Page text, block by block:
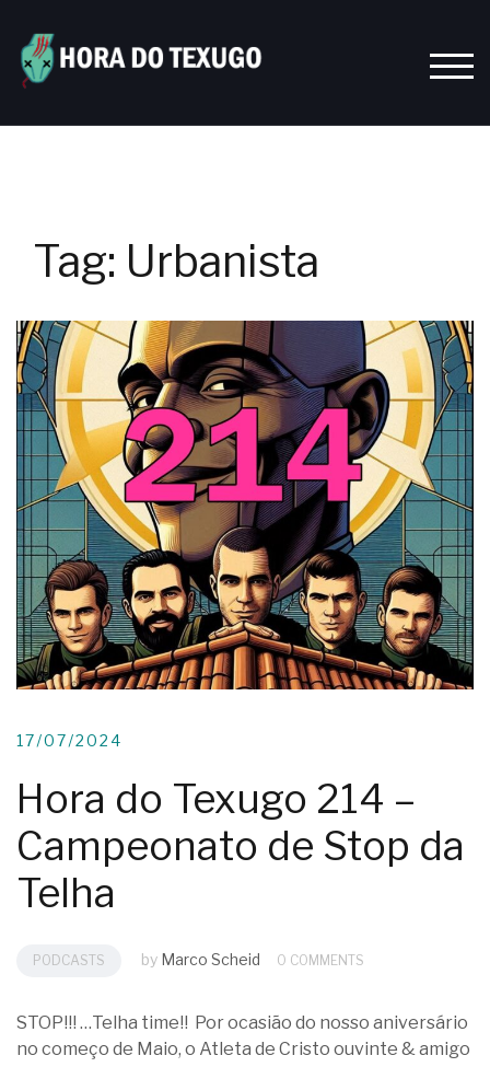
content
Tag: Urbanista
17/07/2024
Hora do Texugo 214 –
Campeonato de Stop da
Telha
PODCASTS by Marco Scheid 0 COMMENTS
STOP!!! …Telha time!! Por ocasião do nosso aniversário
no começo de Maio, o Atleta de Cristo ouvinte & amigo